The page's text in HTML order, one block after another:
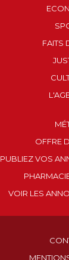
FAITS
OFFRE
PUBLIEZ VOS
VOIR LES